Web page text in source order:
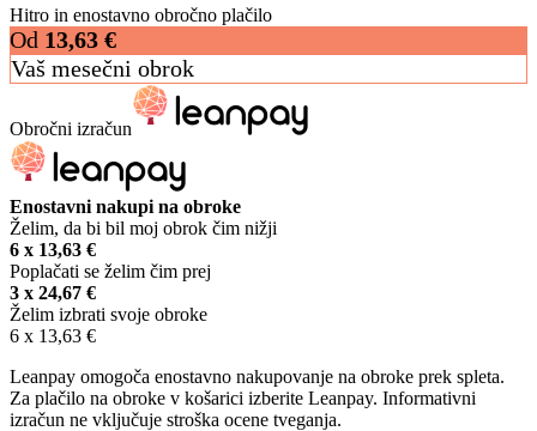
Hitro in enostavno obročno plačilo
Od 13,63 €
Vaš mesečni obrok
Obročni izračun
Enostavni nakupi na obroke
Želim, da bi bil moj obrok čim nižji
6 x 13,63 €
Poplačati se želim čim prej
3 x 24,67 €
Želim izbrati svoje obroke
6 x 13,63 €
Leanpay omogoča enostavno nakupovanje na obroke prek spleta.
Za plačilo na obroke v košarici izberite Leanpay. Informativni
izračun ne vključuje stroška ocene tveganja.